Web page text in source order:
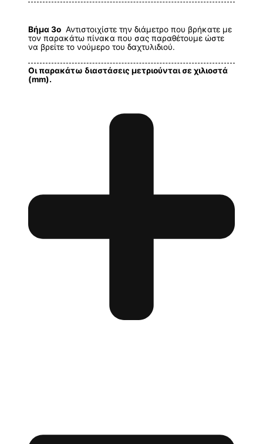
Βήμα 3ο Αντιστοιχίστε την διάμετρο που βρήκατε με
τον παρακάτω πίνακα που σας παραθέτουμε ώστε
να βρείτε το νούμερο του δαχτυλιδιού.
Οι παρακάτω διαστάσεις μετριούνται σε χιλιοστά
(mm).